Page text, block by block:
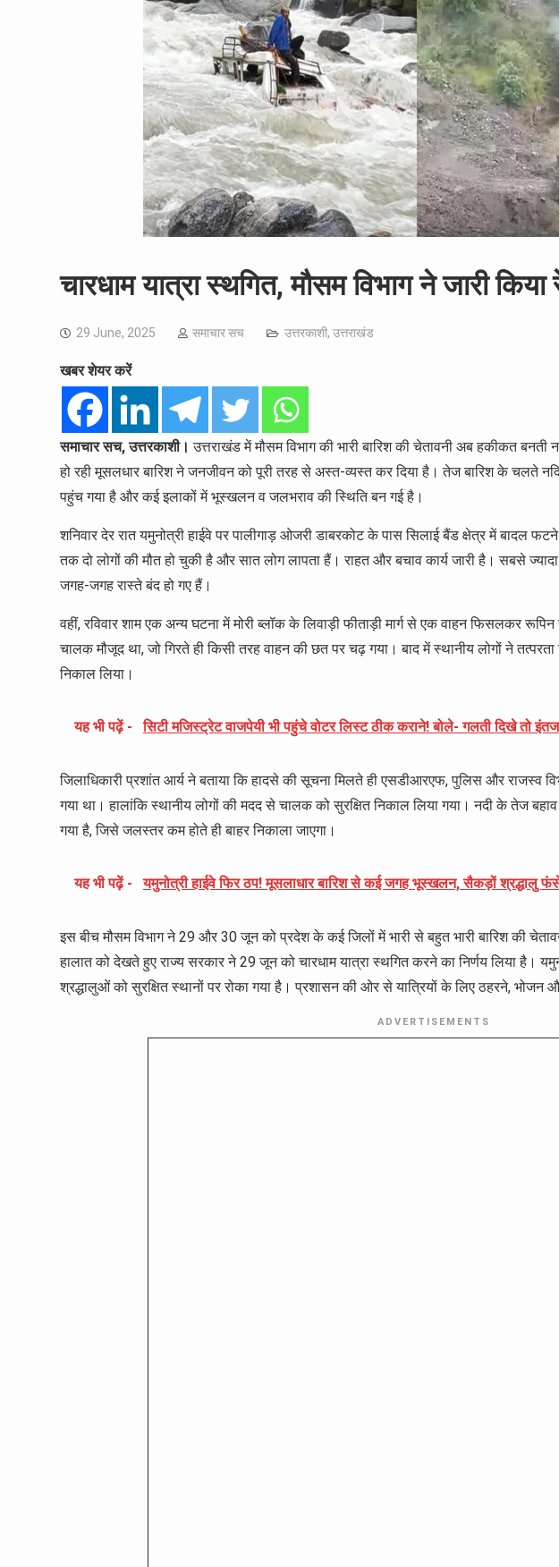
चारधाम यात्रा स्थगित, मौसम विभाग ने जारी
29 June, 2025 समाचार सच उत्तरकाशी, उत्तराखंड
खबर शेयर करें
समाचार सच, उत्तरकाशी।उत्तराखंड में मौसम विभाग की भारी बारिश की चेतावनी अब हकीकत
हो रही मूसलधार बारिश ने जनजीवन को पूरी तरह से अस्त-व्यस्त कर दिया है। तेज बारिश के चलते
पहुंच गया है और कई इलाकों में भूस्खलन व जलभराव की स्थिति बन गई है।
शनिवार देर रात यमुनोत्री हाईवे पर पालीगाड़ ओजरी डाबरकोट के पास सिलाई बैंड क्षेत्र में बादल
तक दो लोगों की मौत हो चुकी है और सात लोग लापता हैं। राहत और बचाव कार्य जारी है। सबसे
जगह-जगह रास्ते बंद हो गए हैं।
वहीं, रविवार शाम एक अन्य घटना में मोरी ब्लॉक के लिवाड़ी फीताड़ी मार्ग से एक वाहन फिसलकर रूपिन
चालक मौजूद था, जो गिरते ही किसी तरह वाहन की छत पर चढ़ गया। बाद में स्थानीय लोगों ने
निकाल लिया।
यह भी पढ़ें - सिटी मजिस्ट्रेट वाजपेयी भी पहुंचे वोटर लिस्ट ठीक कराने! बोले- गलती दिखे तो
जिलाधिकारी प्रशांत आर्य ने बताया कि हादसे की सूचना मिलते ही एसडीआरएफ, पुलिस और राजस्व
गया था। हालांकि स्थानीय लोगों की मदद से चालक को सुरक्षित निकाल लिया गया। नदी के तेज
गया है, जिसे जलस्तर कम होते ही बाहर निकाला जाएगा।
यह भी पढ़ें - यमुनोत्री हाईवे फिर ठप! मूसलाधार बारिश से कई जगह भूस्खलन, सैकड़ों श्रद्धालु
इस बीच मौसम विभाग ने 29 और 30 जून को प्रदेश के कई जिलों में भारी से बहुत भारी बारिश की
हालात को देखते हुए राज्य सरकार ने 29 जून को चारधाम यात्रा स्थगित करने का निर्णय लिया है।
श्रद्धालुओं को सुरक्षित स्थानों पर रोका गया है। प्रशासन की ओर से यात्रियों के लिए ठहरने, भोजन
ADVERTISEMENTS